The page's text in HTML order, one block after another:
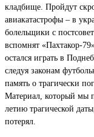
кладбище. Пройдут
авиакатастрофы – в
болельщики с
вспомнят «Пахтакор-
остался играть в
следуя законам
память о трагически
Материал, который мы
летию трагической
потерял.